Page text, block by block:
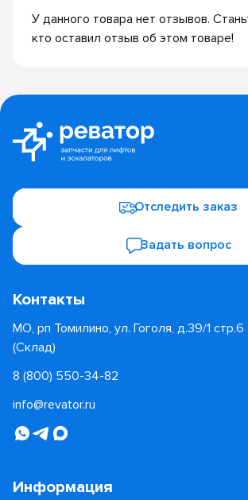
У данного товара нет отзывов.
кто оставил отзыв об этом товаре!
Отследить заказ
Задать вопрос
Контакты
МО, рп Томилино, ул. Гоголя, д.39/1 стр.6
(Склад)
8 (800) 550-34-82
info@revator.ru
Информация